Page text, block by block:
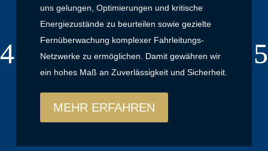
uns gelungen, Optimierungen und kritische
Energiezustände zu beurteilen sowie gezielte
Fernüberwachung komplexer Fahrleitungs-
Netzwerke zu ermöglichen. Damit gewähren wir
ein hohes Maß an Zuverlässigkeit und Sicherheit.
MEHR ERFAHREN